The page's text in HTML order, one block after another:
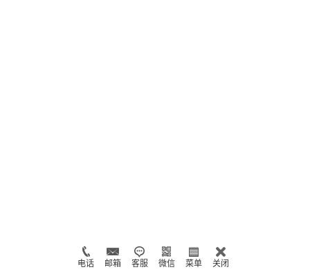
电话 邮箱 客服 微信 菜单 关闭